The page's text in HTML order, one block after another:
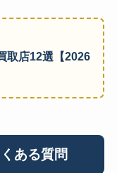
取店12選【2026
ある質問